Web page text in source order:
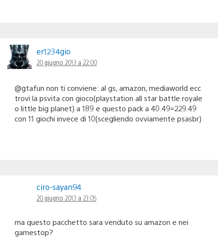
er1234gio
20 giugno 2013 a 22:00
@gtafun non ti conviene: al gs, amazon, mediaworld ecc
trovi la psvita con gioco(playstation all star battle royale
o little big planet) a 189 e questo pack a 40.49=229.49
con 11 giochi invece di 10(scegliendo ovviamente psasbr)
ciro-sayan94
20 giugno 2013 a 23:05
ma questo pacchetto sara venduto su amazon e nei
gamestop?